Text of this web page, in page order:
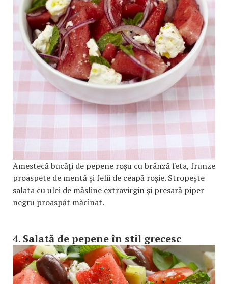
Amestecă bucăţi de pepene roşu cu brânză feta, frunze
proaspete de mentă şi felii de ceapă roşie. Stropeşte
salata cu ulei de măsline extravirgin şi presară piper
negru proaspăt măcinat.
4. Salată de pepene în stil grecesc